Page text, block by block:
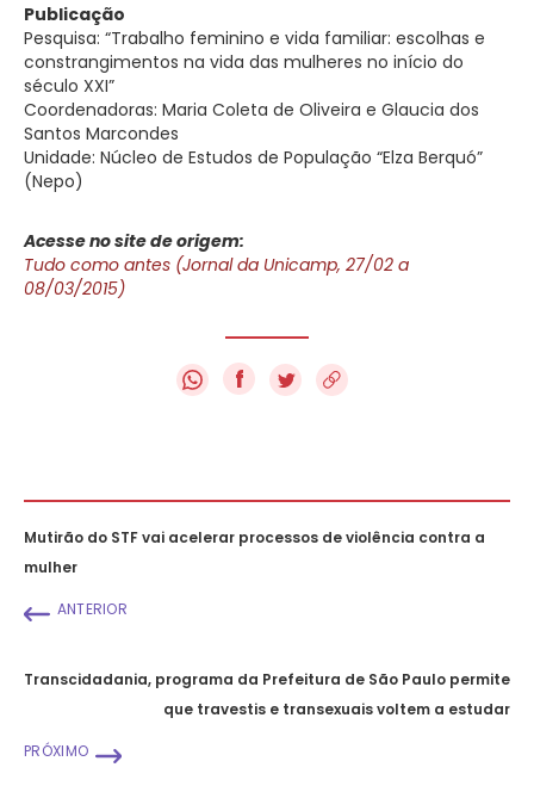
Publicação
Pesquisa: “Trabalho feminino e vida familiar: escolhas e
constrangimentos na vida das mulheres no início do
século XXI”
Coordenadoras: Maria Coleta de Oliveira e Glaucia dos
Santos Marcondes
Unidade: Núcleo de Estudos de População “Elza Berquó”
(Nepo)
Acesse no site de origem:
Tudo como antes (Jornal da Unicamp, 27/02 a
08/03/2015)
f
Mutirão do STF vai acelerar processos de violência contra a
mulher
ANTERIOR
Transcidadania, programa da Prefeitura de São Paulo permite
que travestis e transexuais voltem a estudar
PRÓXIMO